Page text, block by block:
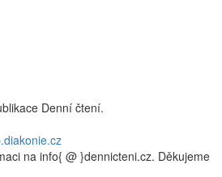
Denní čtení.
na info{ @ }dennicteni.cz. Děkujeme